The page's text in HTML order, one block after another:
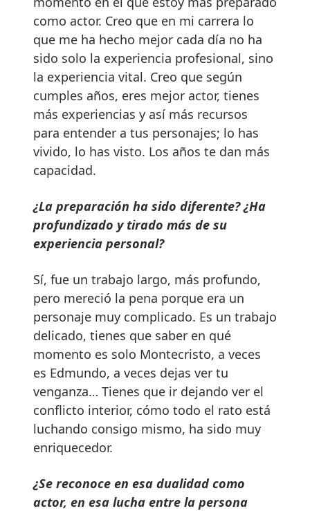
como actor. Creo que en mi carrera lo
que me ha hecho mejor cada día no ha
sido solo la experiencia profesional, sino
la experiencia vital. Creo que según
cumples años, eres mejor actor, tienes
más experiencias y así más recursos
para entender a tus personajes; lo has
vivido, lo has visto. Los años te dan más
capacidad.
¿La preparación ha sido diferente? ¿Ha
profundizado y tirado más de su
experiencia personal?
Sí, fue un trabajo largo, más profundo,
pero mereció la pena porque era un
personaje muy complicado. Es un trabajo
delicado, tienes que saber en qué
momento es solo Montecristo, a veces
es Edmundo, a veces dejas ver tu
venganza… Tienes que ir dejando ver el
conflicto interior, cómo todo el rato está
luchando consigo mismo, ha sido muy
enriquecedor.
¿Se reconoce en esa dualidad como
actor, en esa lucha entre la persona